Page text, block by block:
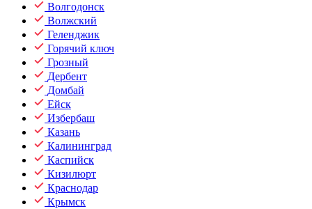
Волгодонск
Волжский
Геленджик
Горячий ключ
Грозный
Дербент
Домбай
Ейск
Избербаш
Казань
Калининград
Каспийск
Кизилюрт
Краснодар
Крымск